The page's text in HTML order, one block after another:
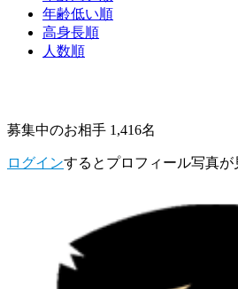
年齢低い順
高身長順
人数順
募集中のお相手 1,416名
ログインするとプロフィール写真が